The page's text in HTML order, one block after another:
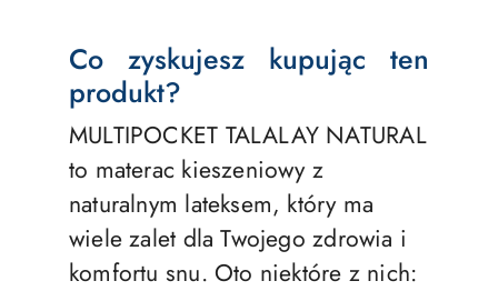
Co zyskujesz kupując ten
produkt?
MULTIPOCKET TALALAY NATURAL
to materac kieszeniowy z
naturalnym lateksem, który ma
wiele zalet dla Twojego zdrowia i
komfortu snu. Oto niektóre z nich: